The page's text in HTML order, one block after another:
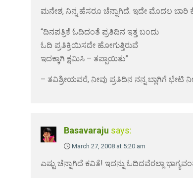
ಮನೇಶ, ನಿನ್ನ ಹೆಸರೂ ಚೆನ್ನಾಗಿದೆ. ಇದೇ ಮೊದಲ ಬಾರಿ
“ದಿನಪತ್ರಿಕೆ ಓದಿದಂತೆ ಪ್ರತಿದಿನ ಇತ್ತ ಬಂದು
ಓದಿ ಪ್ರತಿಕ್ರಿಯಿಸದೇ ಹೋಗುತ್ತಿರುವೆ
ಇದಕ್ಕಾಗಿ ಕ್ಷಮಿಸಿ – ತಪ್ಪಾಯಿತು”
– ತವಿಶ್ರೀಯವರೆ, ನೀವು ಪ್ರತಿದಿನ ನನ್ನ ಬ್ಲಾಗಿಗೆ ಭೇಟಿ
Basavaraju says:
March 27, 2008 at 5:20 am
ಎಷ್ಟು ಚೆನ್ನಾಗಿದೆ ಕವಿತೆ! ಇದನ್ನು ಓದಿದವೆರಲ್ಲಾ